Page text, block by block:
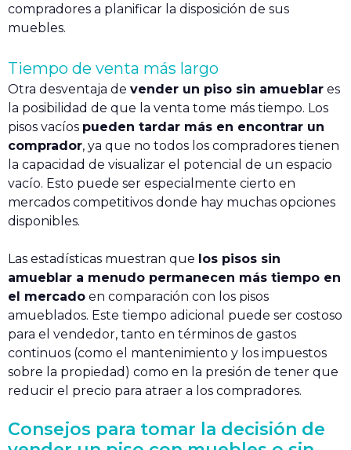
compradores a planificar la disposición de sus
muebles.
Tiempo de venta más largo
Otra desventaja de vender un piso sin amueblar es
la posibilidad de que la venta tome más tiempo. Los
pisos vacíos pueden tardar más en encontrar un
comprador, ya que no todos los compradores tienen
la capacidad de visualizar el potencial de un espacio
vacío. Esto puede ser especialmente cierto en
mercados competitivos donde hay muchas opciones
disponibles.
Las estadísticas muestran que los pisos sin
amueblar a menudo permanecen más tiempo en
el mercado en comparación con los pisos
amueblados. Este tiempo adicional puede ser costoso
para el vendedor, tanto en términos de gastos
continuos (como el mantenimiento y los impuestos
sobre la propiedad) como en la presión de tener que
reducir el precio para atraer a los compradores.
Consejos para tomar la decisión de